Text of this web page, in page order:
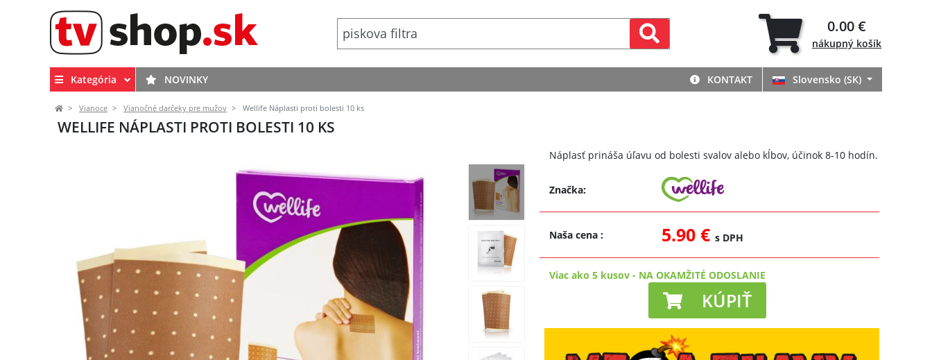
0.00 €
nákupný košík
Kategória NOVINKY KONTAKT Slovensko (SK)
Vianoce Vianočné darčeky pre mužov Wellife Náplasti proti bolesti 10 ks
WELLIFE NÁPLASTI PROTI BOLESTI 10 KS
Náplasť prináša úľavu od bolesti svalov alebo kĺbov, účinok 8-10 hodín.
Značka:
Naša cena: 5.90 €s DPH
Viac ako 5 kusov - NA OKAMŽITÉ ODOSLANIE
KÚPIŤ